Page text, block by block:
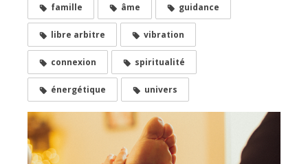
famille âme guidance
libre arbitre vibration
connexion spiritualité
énergétique univers